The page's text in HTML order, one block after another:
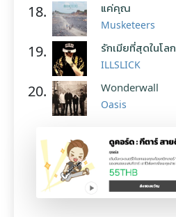
18. แค่คุณ
Musketeers
19. รักเมียที่สุดในโลก
ILLSLICK
20. Wonderwall
Oasis